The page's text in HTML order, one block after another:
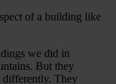
of a building like
we did in
But they
differently. They